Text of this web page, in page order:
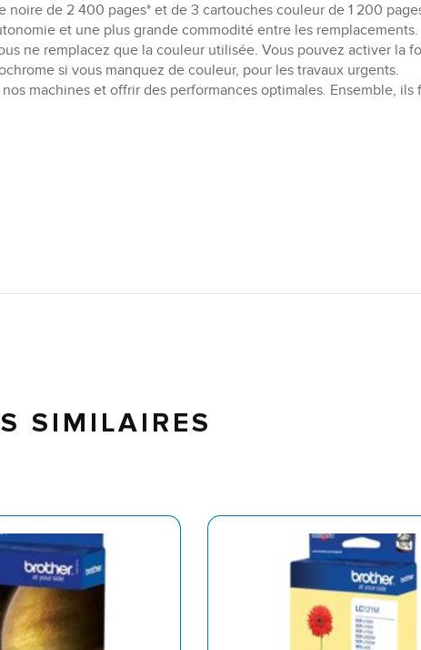
de 2 400 pages* et de 3 cartouches couleur de 1 200
et une plus grande commodité entre les remplacements.
ne remplacez que la couleur utilisée. Vous pouvez activer la
si vous manquez de couleur, pour les travaux urgents.
machines et offrir des performances optimales. Ensemble,
SIMILAIRES